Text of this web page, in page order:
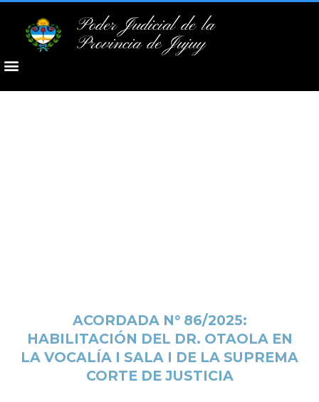
Poder Judicial de la
Provincia de Jujuy
ACORDADA N° 86/2025:
HABILITACIÓN DEL DR. OTAOLA EN
LA VOCALÍA I SALA I DE LA SUPREMA
CORTE DE JUSTICIA